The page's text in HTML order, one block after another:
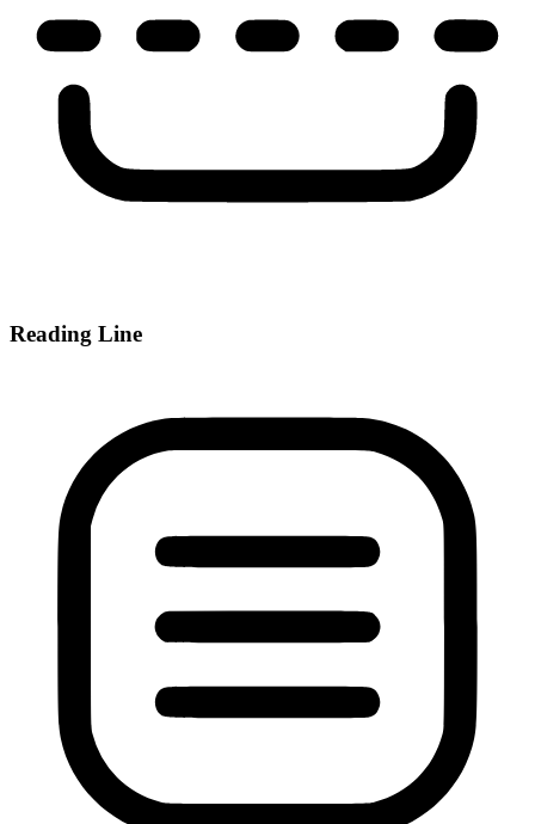
Reading Line